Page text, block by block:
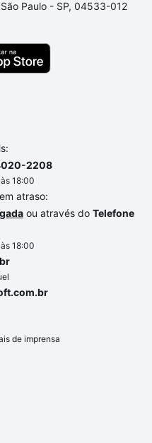
a gente para comprar
segurança e
as chaves.
Paulo - SP, 04533-012
2208
18:00
atraso:
ou através do Telefone
18:00
de imprensa